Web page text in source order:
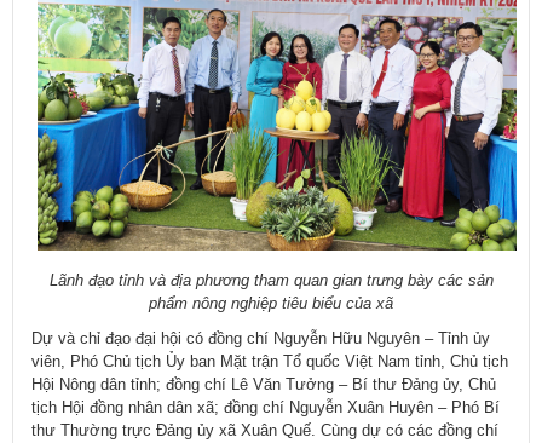
Lãnh đạo tỉnh và địa phương tham quan gian trưng bày các sản
phẩm nông nghiệp tiêu biểu của xã
Dự và chỉ đạo đại hội có đồng chí Nguyễn Hữu Nguyên – Tỉnh ủy
viên, Phó Chủ tịch Ủy ban Mặt trận Tổ quốc Việt Nam tỉnh, Chủ tịch
Hội Nông dân tỉnh; đồng chí Lê Văn Tưởng – Bí thư Đảng ủy, Chủ
tịch Hội đồng nhân dân xã; đồng chí Nguyễn Xuân Huyên – Phó Bí
thư Thường trực Đảng ủy xã Xuân Quế. Cùng dự có các đồng chí